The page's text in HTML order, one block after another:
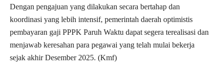
Dengan pengajuan yang dilakukan secara bertahap dan
koordinasi yang lebih intensif, pemerintah daerah optimistis
pembayaran gaji PPPK Paruh Waktu dapat segera terealisasi dan
menjawab keresahan para pegawai yang telah mulai bekerja
sejak akhir Desember 2025. (Kmf)